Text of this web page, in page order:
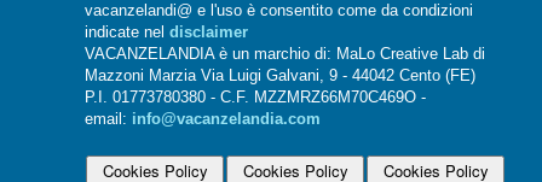
vacanzelandi@ e l'uso è consentito come da condizioni
indicate nel disclaimer
VACANZELANDIA è un marchio di: MaLo Creative Lab di
Mazzoni Marzia Via Luigi Galvani, 9 - 44042 Cento (FE)
P.I. 01773780380 - C.F. MZZMRZ66M70C469O -
email: info@vacanzelandia.com
Cookies Policy
Cookies Policy
Cookies Policy